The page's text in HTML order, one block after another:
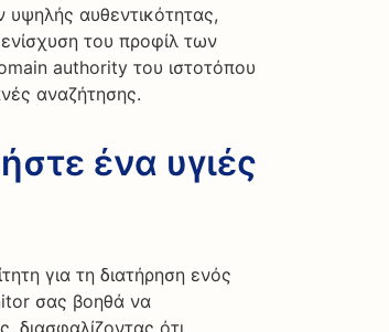
αυθεντικότητας,
του προφίλ των
authority του ιστοτόπου
αναζήτησης.
ένα υγιές
για τη διατήρηση ενός
σας βοηθά να
διασφαλίζοντας ότι